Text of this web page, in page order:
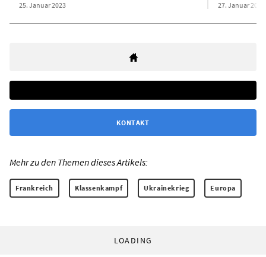
25. Januar 2023 27. Januar 2023
KONTAKT
Mehr zu den Themen dieses Artikels:
Frankreich Klassenkampf Ukrainekrieg Europa
LOADING